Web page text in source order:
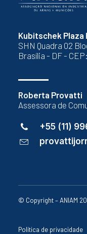
Kubitschek Plaza
SHN Quadra 02
Brasília - DF -
Roberta Provatti
Assessora de
+55 (11)
© Copyright – ANIAM
Política de privacidade